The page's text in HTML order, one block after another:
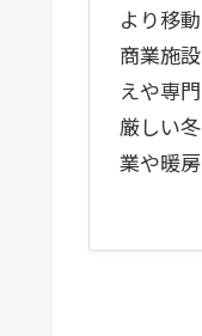
より移
商業施
えや専
厳しい
業や暖